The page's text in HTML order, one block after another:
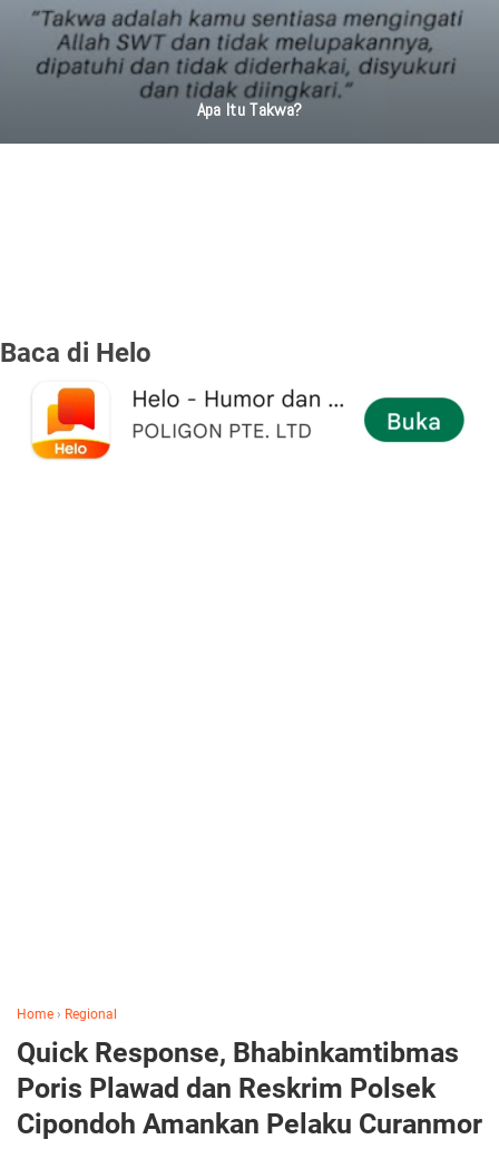
Apa Itu Takwa?
Baca di Helo
Home › Regional
Quick Response, Bhabinkamtibmas
Poris Plawad dan Reskrim Polsek
Cipondoh Amankan Pelaku Curanmor